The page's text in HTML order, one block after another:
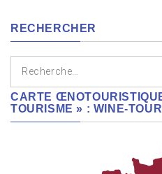
RECHERCHER
Rechercher :
CARTE
TOURISME » : WINE-